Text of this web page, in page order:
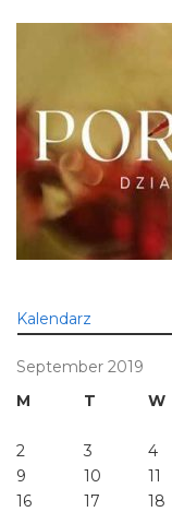
Kalendarz
September 2019
M
T W
2
3 4
9
10 11
16
17 18